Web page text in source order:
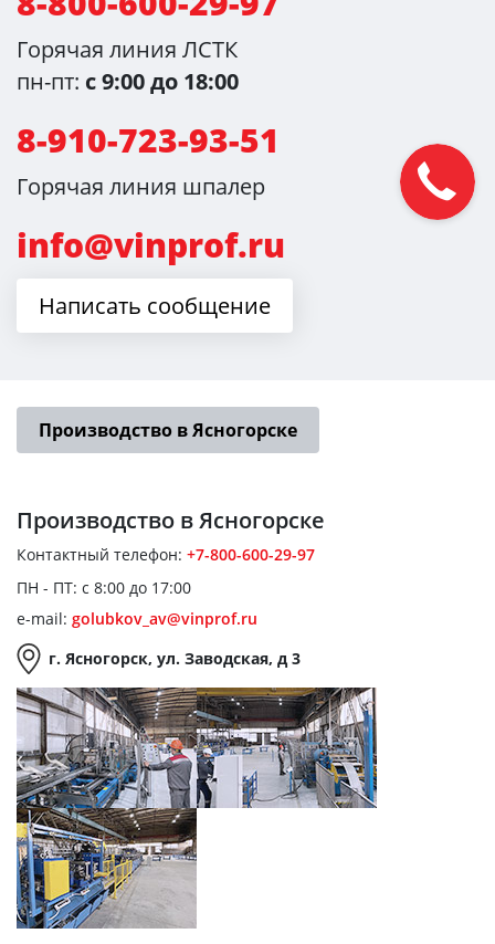
Горячая линия ЛСТК
пн-пт: с 9:00 до 18:00
8-910-723-93-51
Горячая линия шпалер
info@vinprof.ru
Написать сообщение
Производство в Ясногорске
Производство в Ясногорске
Контактный телефон: +7-800-600-29-97
ПН - ПТ: с 8:00 до 17:00
e-mail: golubkov_av@vinprof.ru
г. Ясногорск, ул. Заводская, д 3